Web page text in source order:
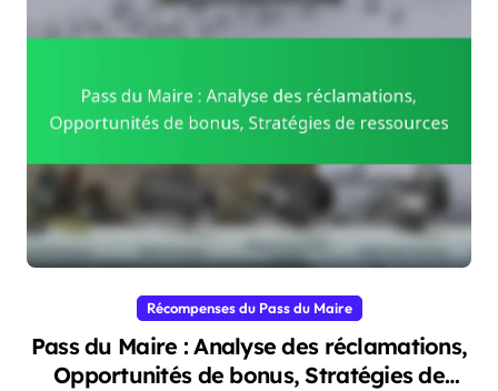
Récompenses du Pass du Maire
Pass du Maire : Analyse des réclamations,
Opportunités de bonus, Stratégies de